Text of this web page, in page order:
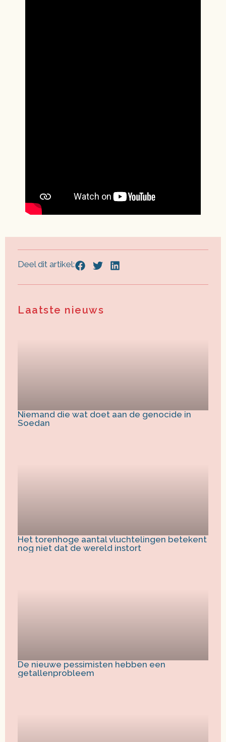
Deel dit artikel:
Laatste nieuws
Niemand die wat doet aan de genocide in
Soedan
Het torenhoge aantal vluchtelingen betekent
nog niet dat de wereld instort
De nieuwe pessimisten hebben een
getallenprobleem